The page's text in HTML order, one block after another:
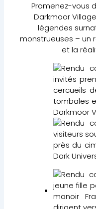
Promenez-vous
Darkmoor
légendes
monstrueuses – un
et la